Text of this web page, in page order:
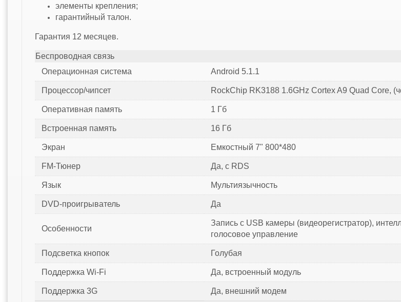
элементы крепления;
гарантийный талон.
Гарантия 12 месяцев.
Операционная система Android 5.1.1
Процессор/чипсет RockChip RK3188 1.6GHz Cortex A9 Quad Core,
Оперативная память 1 Гб
Встроенная память 16 Гб
Экран Емкостный 7" 800*480
FM-Тюнер Да, с RDS
Язык Мультиязычность
DVD-проигрыватель Да
Особенности
Запись с USB камеры (видеорегистратор),
голосовое управление
Подсветка кнопок Голубая
Беспроводная связь
Поддержка Wi-Fi Да, встроенный модуль
Поддержка 3G
Да, внешний модем